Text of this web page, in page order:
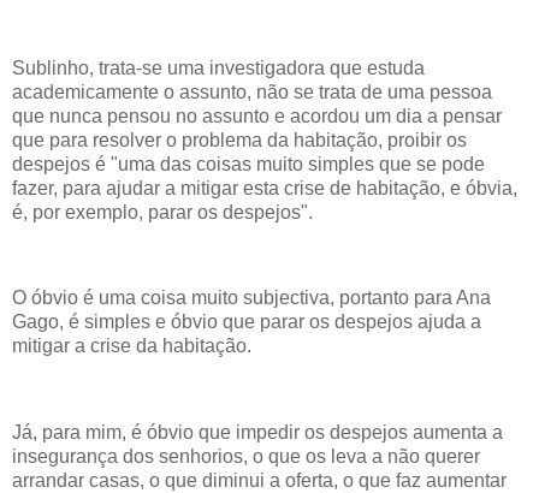
Sublinho, trata-se uma investigadora que estuda
academicamente o assunto, não se trata de uma pessoa
que nunca pensou no assunto e acordou um dia a pensar
que para resolver o problema da habitação, proibir os
despejos é "uma das coisas muito simples que se pode
fazer, para ajudar a mitigar esta crise de habitação, e óbvia,
é, por exemplo, parar os despejos".
O óbvio é uma coisa muito subjectiva, portanto para Ana
Gago, é simples e óbvio que parar os despejos ajuda a
mitigar a crise da habitação.
Já, para mim, é óbvio que impedir os despejos aumenta a
insegurança dos senhorios, o que os leva a não querer
arrandar casas, o que diminui a oferta, o que faz aumentar